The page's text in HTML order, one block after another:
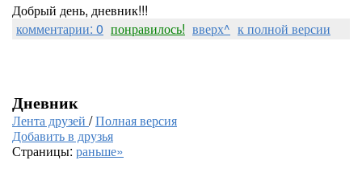
Добрый день, дневник!!!
комментарии: 0 понравилось! вверх^ к полной версии
Дневник
Лента друзей /Полная версия
Добавить в друзья
Страницы: раньше»